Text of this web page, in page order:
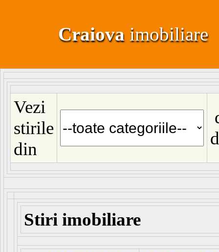
Craiova imobiliare
Vezi
stirile
din
Stiri imobiliare